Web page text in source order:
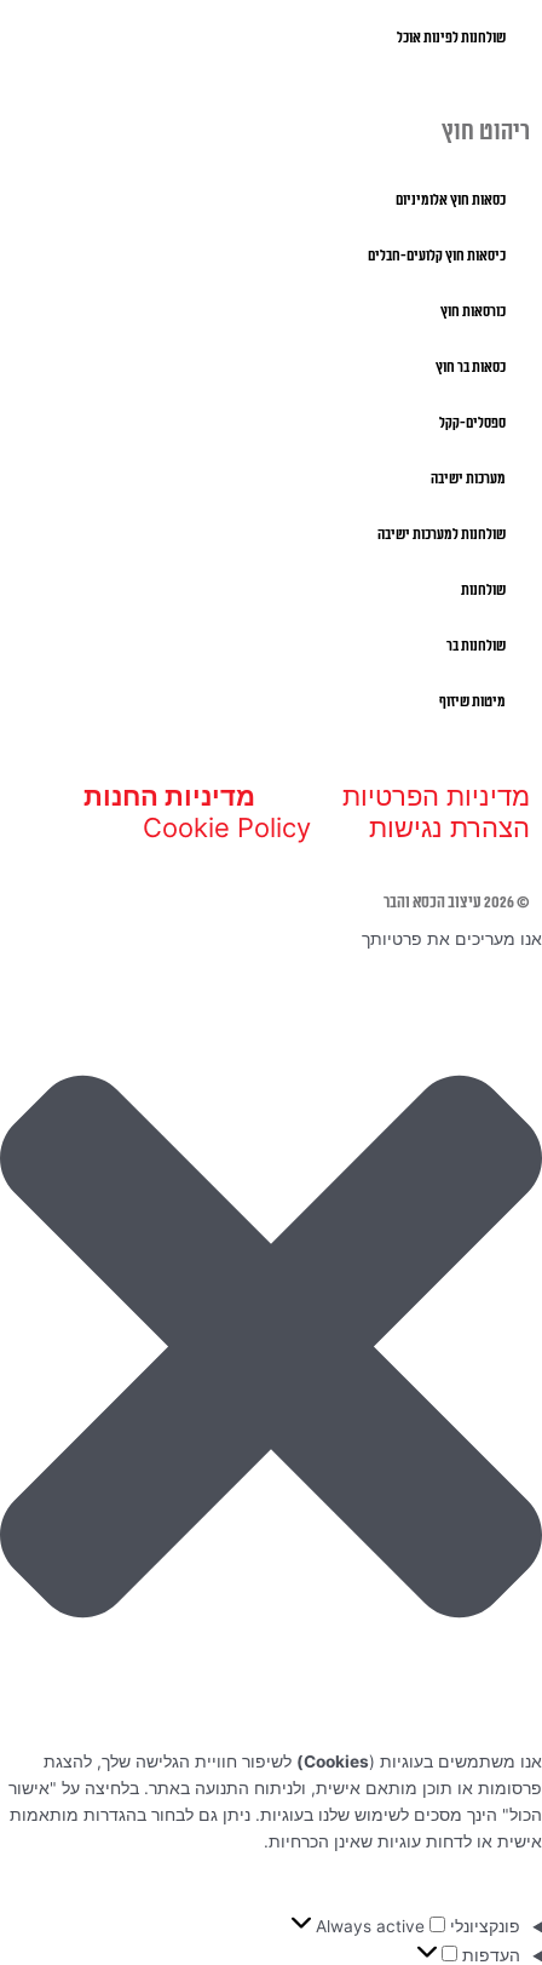
שולחנות לפינות אוכל
ריהוט חוץ
כסאות חוץ אלומיניום
כיסאות חוץ קלועים-חבלים
כורסאות חוץ
כסאות בר חוץ
ספסלים-קקל
מערכות ישיבה
שולחנות למערכות ישיבה
שולחנות
שולחנות בר
מיטות שיזוף
מדיניות הפרטיות
מדיניות החנות
הצהרת נגישות
Cookie Policy
© 2026 עיצוב הכסא והבר
אנו מעריכים את פרטיותך
אנו משתמשים בעוגיות (Cookies)
לשיפור חוויית הגלישה שלך, להצגת
פרסומות או תוכן מותאם אישית, ולניתוח התנועה באתר. בלחיצה על "אישור
הכול" הינך מסכים לשימוש שלנו בעוגיות. ניתן גם לבחור בהגדרות מותאמות
אישית או לדחות עוגיות שאינן הכרחיות.
פונקציונלי
Always active
העדפות